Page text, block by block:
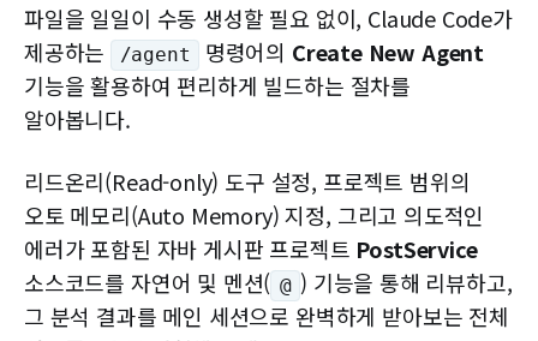
파일을 일일이 수동 생성할 필요 없이, Claude Code가
제공하는 /agent 명령어의 Create New Agent
기능을 활용하여 편리하게 빌드하는 절차를
알아봅니다.
리드온리(Read-only) 도구 설정, 프로젝트 범위의
오토 메모리(Auto Memory) 지정, 그리고 의도적인
에러가 포함된 자바 게시판 프로젝트 PostService
소스코드를 자연어 및 멘션( @ ) 기능을 통해 리뷰하고,
그 분석 결과를 메인 세션으로 완벽하게 받아보는 전체